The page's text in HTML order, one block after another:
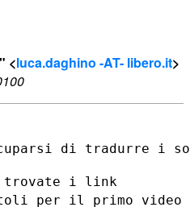
<luca.daghino -AT- libero.it>
di tradurre
trovate i link
per il primo video